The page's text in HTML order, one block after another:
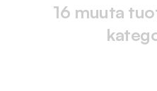
16 muuta